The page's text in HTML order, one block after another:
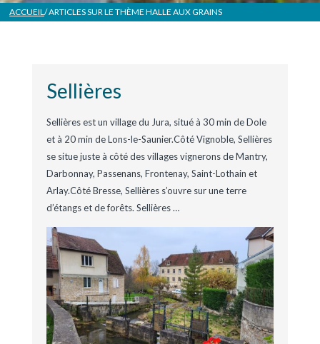
ACCUEIL/ ARTICLES SUR LE THÈME HALLE AUX GRAINS
Sellières
Sellières est un village du Jura, situé à 30 min de Dole
et à 20 min de Lons-le-Saunier.Côté Vignoble, Sellières
se situe juste à côté des villages vignerons de Mantry,
Darbonnay, Passenans, Frontenay, Saint-Lothain et
Arlay.Côté Bresse, Sellières s’ouvre sur une terre
d’étangs et de forêts. Sellières…